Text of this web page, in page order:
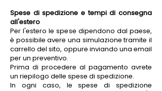
Spese di spedizione e tempi di consegna
all'estero
Per l'estero le spese dipendono dal paese,
è possibile avere una simulazione tramite il
carrello del sito, oppure inviando una email
per un preventivo.
Prima di procedere al pagamento avrete
un riepilogo delle spese di spedizione.
In ogni caso, le spese di spedizione